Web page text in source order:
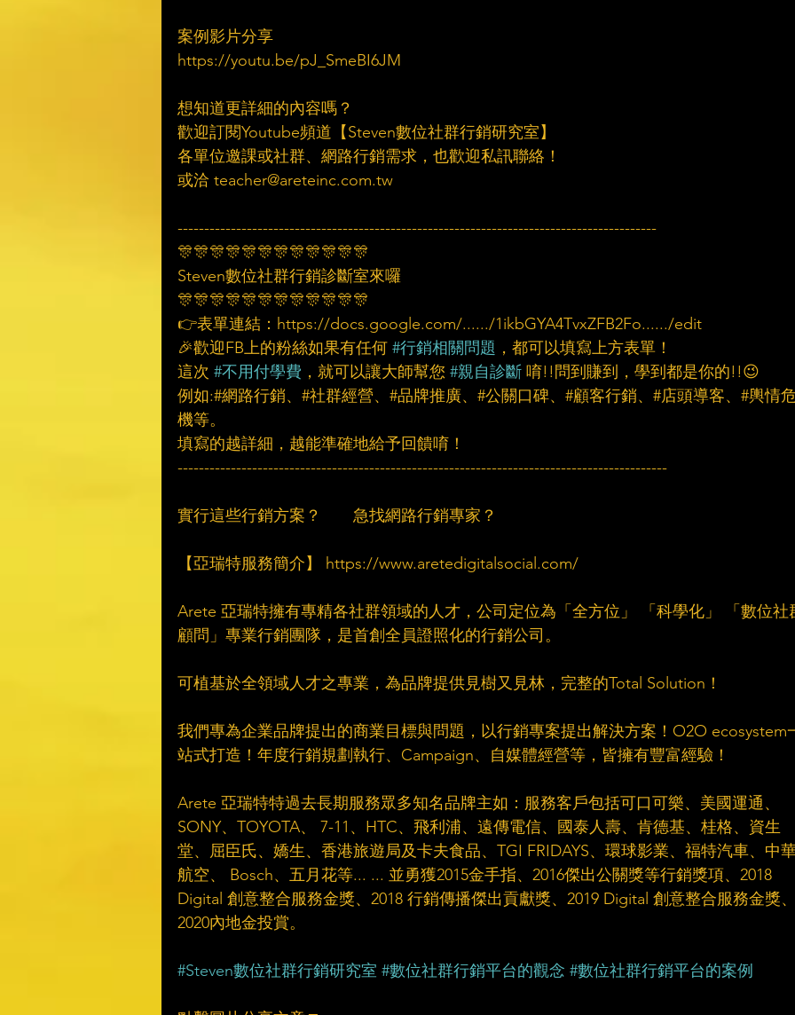
案例影片分享
https://youtu.be/pJ_SmeBI6JM
想知道更詳細的內容嗎？
歡迎訂閱Youtube頻道【Steven數位社群行銷研究室】
各單位邀課或社群、網路行銷需求，也歡迎私訊聯絡！
或洽 teacher@areteinc.com.tw
------------------------------------------------------------------------------------------
🎊🎊🎊🎊🎊🎊🎊🎊🎊🎊🎊🎊
Steven數位社群行銷診斷室來囉
🎊🎊🎊🎊🎊🎊🎊🎊🎊🎊🎊🎊
👉表單連結：https://docs.google.com/....../1ikbGYA4TvxZFB2Fo....../edit
🎉歡迎FB上的粉絲如果有任何 #行銷相關問題 ，都可以填寫上方表單！
這次 #不用付學費 ，就可以讓大師幫您 #親自診斷 唷!!問到賺到，學到都是你的!!😉
例如:#網路行銷、#社群經營、#品牌推廣、#公關口碑、#顧客行銷、#店頭導客、#輿情
機等。
填寫的越詳細，越能準確地給予回饋唷！
--------------------------------------------------------------------------------------------
實行這些行銷方案？　　急找網路行銷專家？
【亞瑞特服務簡介】 https://www.aretedigitalsocial.com/
Arete 亞瑞特擁有專精各社群領域的人才，公司定位為「全方位」 「科學化」 「數位社
顧問」專業行銷團隊，是首創全員證照化的行銷公司。
可植基於全領域人才之專業，為品牌提供見樹又見林，完整的Total Solution！
我們專為企業品牌提出的商業目標與問題，以行銷專案提出解決方案！O2O ecosystem
站式打造！年度行銷規劃執行、Campaign、自媒體經營等，皆擁有豐富經驗！
Arete 亞瑞特特過去長期服務眾多知名品牌主如：服務客戶包括可口可樂、美國運通、
SONY、TOYOTA、 7-11、HTC、飛利浦、遠傳電信、國泰人壽、肯德基、桂格、資生
堂、屈臣氏、嬌生、香港旅遊局及卡夫食品、TGI FRIDAYS、環球影業、福特汽車、中
航空、 Bosch、五月花等... ... 並勇獲2015金手指、2016傑出公關獎等行銷獎項、2018
Digital 創意整合服務金獎、2018 行銷傳播傑出貢獻獎、2019 Digital 創意整合服務金獎
2020內地金投賞。
#Steven數位社群行銷研究室 #數位社群行銷平台的觀念 #數位社群行銷平台的案例